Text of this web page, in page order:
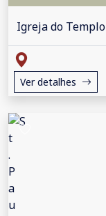
Igreja do Templo
Ver detalhes